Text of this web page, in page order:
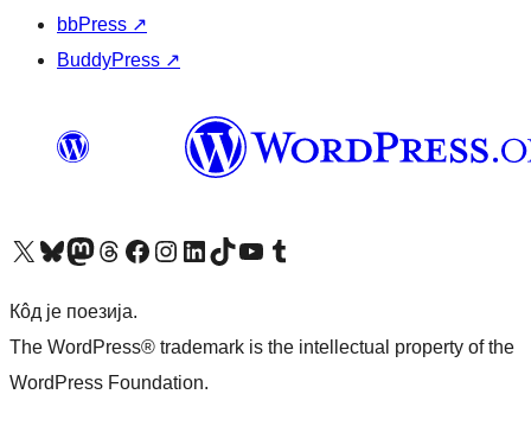
bbPress ↗
BuddyPress ↗
Visit our X (formerly Twitter) account
Посетите наш Bluesky налог
Visit our Mastodon account
Посетите наш налог на Threads-у Visit our Facebook pageПосетите наш Инстаграм налог
Visit our LinkedIn account
Посетите наш TikTok налог
Visit our YouTube channel
Посетите наш Tumblr налог
Кôд је поезија.
The WordPress® trademark is the intellectual property of the
WordPress Foundation.